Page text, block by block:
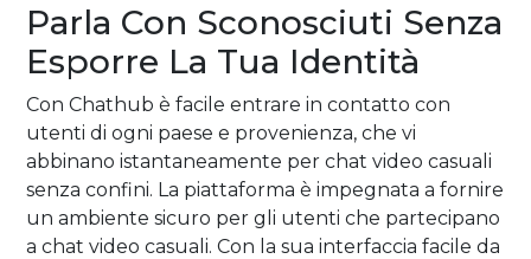
Parla Con Sconosciuti Senza
Esporre La Tua Identità
Con Chathub è facile entrare in contatto con
utenti di ogni paese e provenienza, che vi
abbinano istantaneamente per chat video casuali
senza confini. La piattaforma è impegnata a fornire
un ambiente sicuro per gli utenti che partecipano
a chat video casuali. Con la sua interfaccia facile da